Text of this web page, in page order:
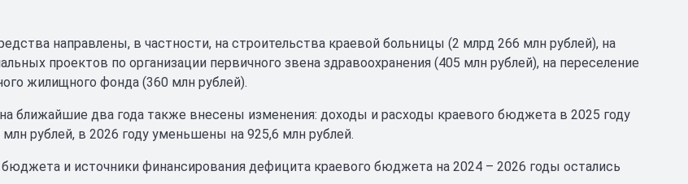
направлены, в частности, на строительства краевой больницы (2 млрд 266 млн рублей), на
проектов по организации первичного звена здравоохранения (405 млн рублей), на переселение
жилищного фонда (360 млн рублей).
ближайшие два года также внесены изменения: доходы и расходы краевого бюджета в 2025 году
рублей, в 2026 году уменьшены на 925,6 млн рублей.
и источники финансирования дефицита краевого бюджета на 2024 – 2026 годы остались